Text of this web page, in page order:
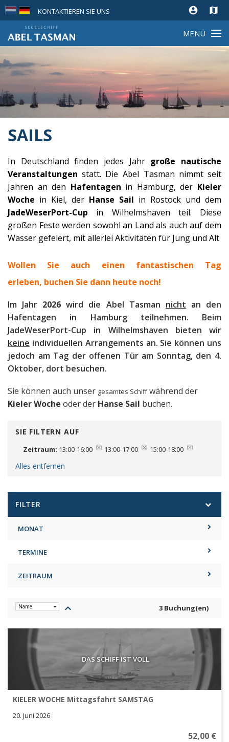
account_circle map
KONTAKTIEREN SIE UNS
MENÜ
SAILS
In Deutschland finden jedes Jahr große nautische
Veranstaltungen statt. Die Abel Tasman nimmt seit
Jahren an den Hafentagen in Hamburg, der Kieler
Woche in Kiel, der Hanse Sail in Rostock und dem
JadeWeserPort-Cup in Wilhelmshaven teil. Diese
großen Feste werden sowohl an Land als auch auf dem
Wasser gefeiert, mit allerlei Aktivitäten für Jung und Alt
Wollen Sie auch einen fantastischen Tag
erleben, buchen Sie dann heute noch!
Im Jahr 2026 wird die Abel Tasman nicht an den
Hafentagen in Hamburg teilnehmen. Beim
JadeWeserPort-Cup in Wilhelmshaven bieten wir
keine individuellen Arrangements an. Sie können uns
jedoch am Tag der offenen Tür am Sonntag, den 4.
Oktober, dort besuchen.
Sie können auch unser gesamtes Schiffwährend der
Kieler Woche oder der Hanse Sail buchen.
SIE FILTERN AUF
Zeitraum: 13:00-16:00 13:00-17:00 15:00-18:00
Alles entfernen
FILTER
MONAT
TERMINE
ZEITRAUM
keyboard_arrow_up 3 Buchung(en)
DAS SCHIFF IST VOLL
KIELER WOCHE Mittagsfahrt SAMSTAG
20. Juni 2026
52,00 €